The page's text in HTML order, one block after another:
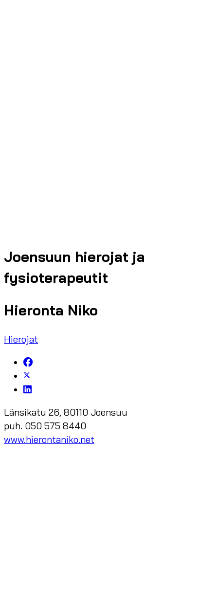
Joensuun hierojat ja
fysioterapeutit
Hieronta Niko
Hierojat
Länsikatu 26, 80110 Joensuu
puh. 050 575 8440
www.hierontaniko.net